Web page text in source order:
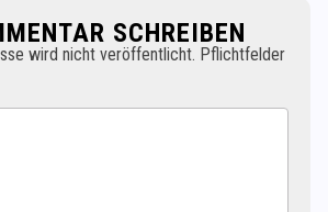
SCHREIBEN
wird nicht veröffentlicht. Pflichtfelder